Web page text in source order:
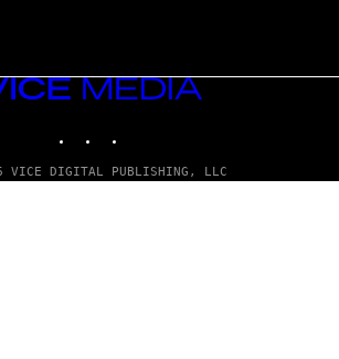
VICE DIGITAL PUBLISHING, LLC